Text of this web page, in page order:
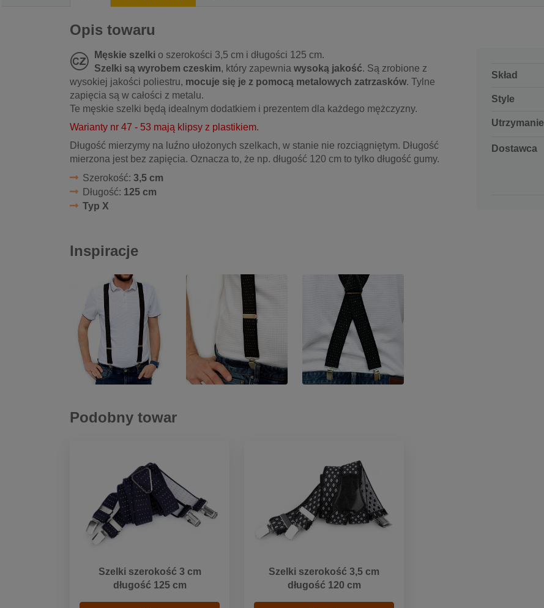
Opis towaru
Męskie szelki o szerokości 3,5 cm i długości 125 cm.
Szelki są wyrobem czeskim, który zapewnia wysoką jakość. Są zrobione z
wysokiej jakości poliestru, mocuje się je z pomocą metalowych zatrzasków. Tylne
zapięcia są w całości z metalu.
Te męskie szelki będą idealnym dodatkiem i prezentem dla każdego mężczyzny.
Warianty nr 47 - 53 mają klipsy z plastikiem.
Długość mierzymy na luźno ułożonych szelkach, w stanie nie rozciągniętym. Długość
mierzona jest bez zapięcia. Oznacza to, że np. długość 120 cm to tylko długość gumy.
Szerokość: 3,5 cm
Długość: 125 cm
Typ X
Skład
Style
Utrzymanie
Dostawca
Inspiracje
Podobny towar
Szelki szerokość 3 cm
długość 125 cm
Szelki szerokość 3,5 cm
długość 120 cm